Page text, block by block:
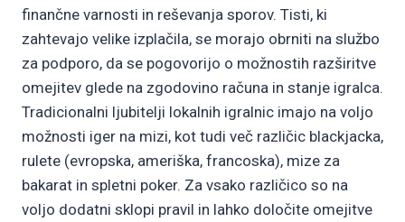
finančne varnosti in reševanja sporov. Tisti, ki
zahtevajo velike izplačila, se morajo obrniti na službo
za podporo, da se pogovorijo o možnostih razširitve
omejitev glede na zgodovino računa in stanje igralca.
Tradicionalni ljubitelji lokalnih igralnic imajo na voljo
možnosti iger na mizi, kot tudi več različic blackjacka,
rulete (evropska, ameriška, francoska), mize za
bakarat in spletni poker. Za vsako različico so na
voljo dodatni sklopi pravil in lahko določite omejitve